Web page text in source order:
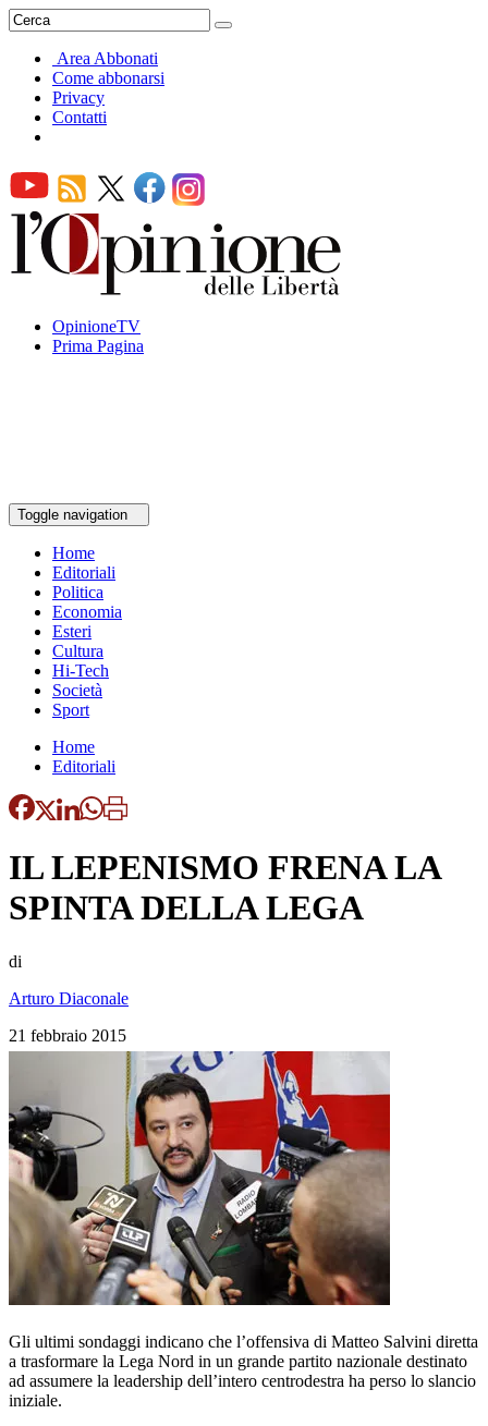
Area Abbonati
Come abbonarsi
Privacy
Contatti
OpinioneTV
Prima Pagina
Toggle navigation
Home
Editoriali
Politica
Economia
Esteri
Cultura
Hi-Tech
Società
Sport
Home
Editoriali
IL LEPENISMO FRENA LA
SPINTA DELLA LEGA
di
Arturo Diaconale
21 febbraio 2015
Gli ultimi sondaggi indicano che l’offensiva di Matteo Salvini diretta
a trasformare la Lega Nord in un grande partito nazionale destinato
ad assumere la leadership dell’intero centrodestra ha perso lo slancio
iniziale.